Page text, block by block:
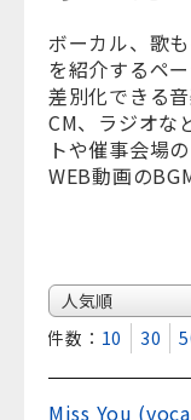
ボーカル、歌
を紹介するペ
差別化できる
CM、ラジオな
トや催事会場
WEB動画の
表示件数： 10 30
Miss You